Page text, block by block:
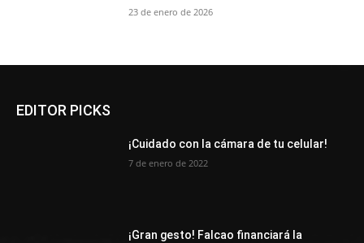
23 de enero de 2026
EDITOR PICKS
¡Cuidado con la cámara de tu celular!
7 de enero de 2022
¡Gran gesto! Falcao financiará la